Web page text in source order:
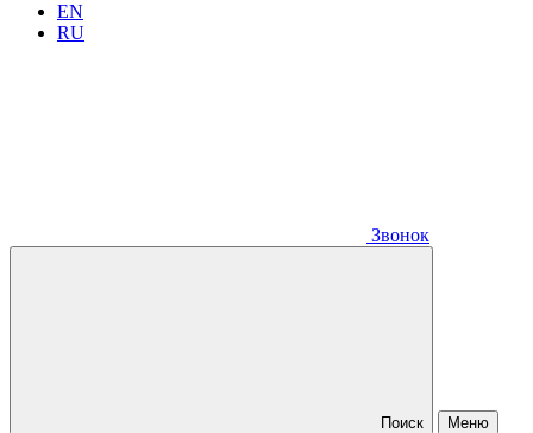
EN
RU
Звонок
Поиск Меню